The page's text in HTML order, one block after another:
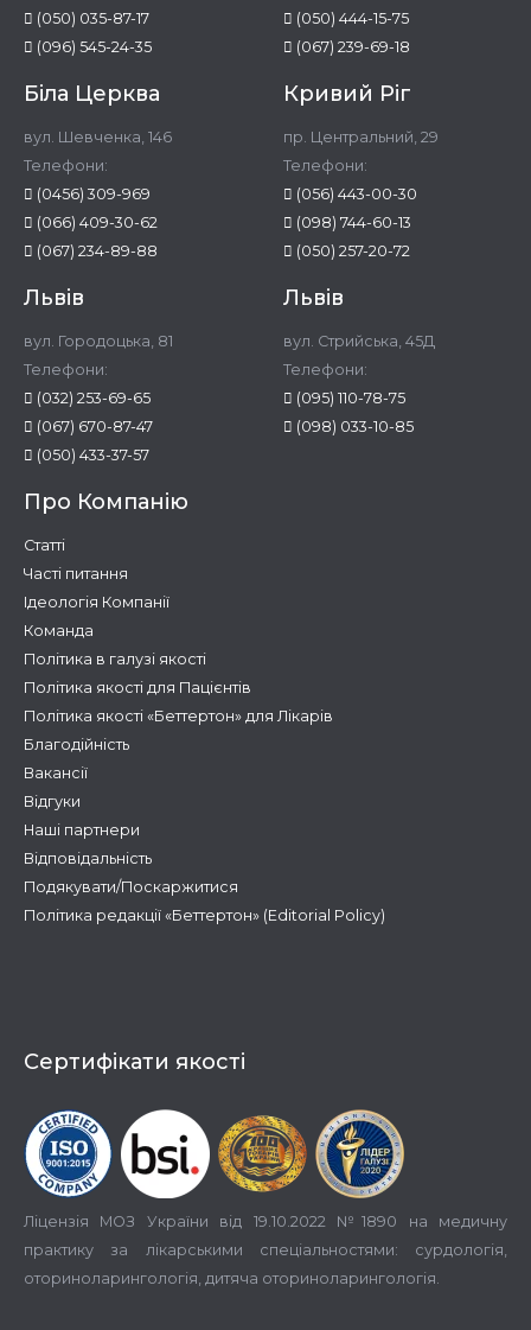
(050) 035-87-17
(096) 545-24-35
(050) 444-15-75
(067) 239-69-18
Біла Церква
вул. Шевченка, 146
Телефони:
(0456) 309-969
(066) 409-30-62
(067) 234-89-88
Кривий Ріг
пр. Центральний, 29
Телефони:
(056) 443-00-30
(098) 744-60-13
(050) 257-20-72
Львів
вул. Городоцька, 81
Телефони:
(032) 253-69-65
(067) 670-87-47
(050) 433-37-57
Львів
вул. Стрийська, 45Д
Телефони:
(095) 110-78-75
(098) 033-10-85
Про Компанію
Статті
Часті питання
Ідеологія Компанії
Команда
Політика в галузі якості
Політика якості для Пацієнтів
Політика якості «Беттертон» для Лікарів
Благодійність
Вакансії
Відгуки
Наші партнери
Відповідальність
Подякувати/Поскаржитися
Політика редакції «Беттертон» (Editorial Policy)
Сертифікати якості
Ліцензія МОЗ України від 19.10.2022 №1890 на медичну
практику за лікарськими спеціальностями: сурдологія,
оториноларингологія, дитяча оториноларингологія.